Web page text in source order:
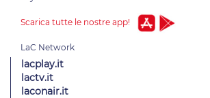
Scarica tutte le nostre app!
lacplay.it
lactv.it
laconair.it